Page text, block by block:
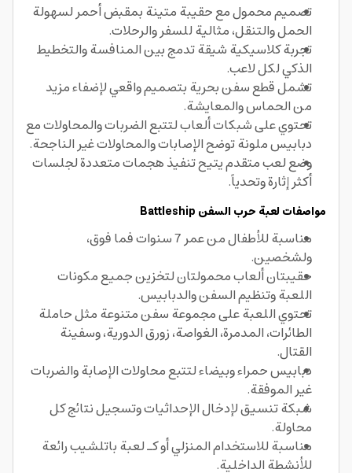
تصميم محمول مع حقيبة متينة بمقبض أحمر لسهولة
الحمل والتنقل، مثالية للسفر والرحلات.
تجربة كلاسيكية شيقة تدمج بين المنافسة والتخطيط
الذكي لكل لاعب.
تشمل قطع سفن بحرية بتصميم واقعي لإضفاء مزيد
من الحماس والمعايشة.
تحتوي على شبكات ألعاب لتتبع الضربات والمحاولات مع
دبابيس ملونة توضح الإصابات والمحاولات غير الناجحة.
وضع لعب متقدم يتيح تنفيذ هجمات متعددة لجلسات
أكثر إثارة وتحدياً.
مواصفات لعبة حرب السفن Battleship
مناسبة للأطفال من عمر 7 سنوات فما فوق،
ولشخصين.
حقيبتان ألعاب محمولتان لتخزين جميع مكونات
اللعبة وتنظيم السفن والدبابيس.
تحتوي اللعبة على مجموعة سفن متنوعة مثل حاملة
الطائرات، المدمرة، الغواصة، زورق الدورية، وسفينة
القتال.
دبابيس حمراء وبيضاء لتتبع محاولات الإصابة والضربات
غير الموفقة.
شبكة تنسيق لإدخال الإحداثيات وتسجيل نتائج كل
محاولة.
مناسبة للاستخدام المنزلي أو كـ لعبة باتلشيب رائعة
للأنشطة الداخلية.